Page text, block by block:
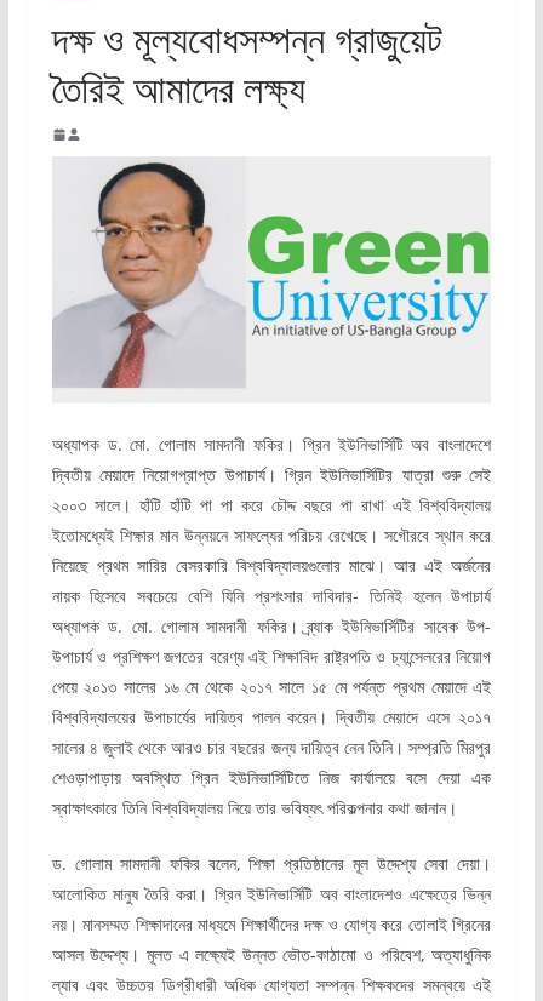
দক্ষ ও মূল্যবোধসম্পন্ন গ্রাজুয়েট
তৈরিই আমাদের লক্ষ্য
অধ্যাপক ড. মো. গোলাম সামদানী ফকির। গ্রিন ইউনিভার্সিটি অব বাংলাদেশে
দ্বিতীয় মেয়াদে নিয়োগপ্রাপ্ত উপাচার্য। গ্রিন ইউনিভার্সিটির যাত্রা শুরু সেই
২০০৩ সালে। হাঁটি হাঁটি পা পা করে চৌদ্দ বছরে পা রাখা এই বিশ্ববিদ্যালয়
ইতোমধ্যেই শিক্ষার মান উন্নয়নে সাফল্যের পরিচয় রেখেছে। সগৌরবে স্থান করে
নিয়েছে প্রথম সারির বেসরকারি বিশ্ববিদ্যালয়গুলোর মাঝে। আর এই অর্জনের
নায়ক হিসেবে সবচেয়ে বেশি যিনি প্রশংসার দাবিদার- তিনিই হলেন উপাচার্য
অধ্যাপক ড. মো. গোলাম সামদানী ফকির। ব্র্যাক ইউনিভার্সিটির সাবেক উপ-
উপাচার্য ও প্রশিক্ষণ জগতের বরেণ্য এই শিক্ষাবিদ রাষ্ট্রপতি ও চ্যান্সেলরের নিয়োগ
পেয়ে ২০১৩ সালের ১৬ মে থেকে ২০১৭ সালে ১৫ মে পর্যন্ত প্রথম মেয়াদে এই
বিশ্ববিদ্যালয়ের উপাচার্যের দায়িত্ব পালন করেন। দ্বিতীয় মেয়াদে এসে ২০১৭
সালের ৪ জুলাই থেকে আরও চার বছরের জন্য দায়িত্ব নেন তিনি। সম্প্রতি মিরপুর
শেওড়াপাড়ায় অবস্থিত গ্রিন ইউনিভার্সিটিতে নিজ কার্যালয়ে বসে দেয়া এক
স্বাক্ষাৎকারে তিনি বিশ্ববিদ্যালয় নিয়ে তার ভবিষ্যৎ পরিকল্পনার কথা জানান।
ড. গোলাম সামদানী ফকির বলেন, শিক্ষা প্রতিষ্ঠানের মূল উদ্দেশ্য সেবা দেয়া।
আলোকিত মানুষ তৈরি করা। গ্রিন ইউনিভার্সিটি অব বাংলাদেশও এক্ষেত্রে ভিন্ন
নয়। মানসম্মত শিক্ষাদানের মাধ্যমে শিক্ষার্থীদের দক্ষ ও যোগ্য করে তোলাই গ্রিনের
আসল উদ্দেশ্য। মূলত এ লক্ষ্যেই উন্নত ভৌত-কাঠামো ও পরিবেশ, অত্যাধুনিক
ল্যাব এবং উচ্চতর ডিগ্রীধারী অধিক যোগ্যতা সম্পন্ন শিক্ষকদের সমন্বয়ে এই